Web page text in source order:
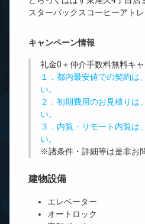
スターバックスコーヒーアト
キャンペーン情報
礼金0 ＋仲介手数料無料キ
１．都内最安値での契約は
い。
２．初期費用のお見積りは
い。
３．内覧・リモート内覧は
い。
※諸条件・詳細等は是非お
建物設備
エレベーター
オートロック